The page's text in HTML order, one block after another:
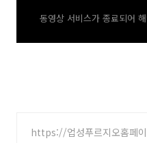
동영상 서비스가 종료되어
https://업성푸르지오홈페